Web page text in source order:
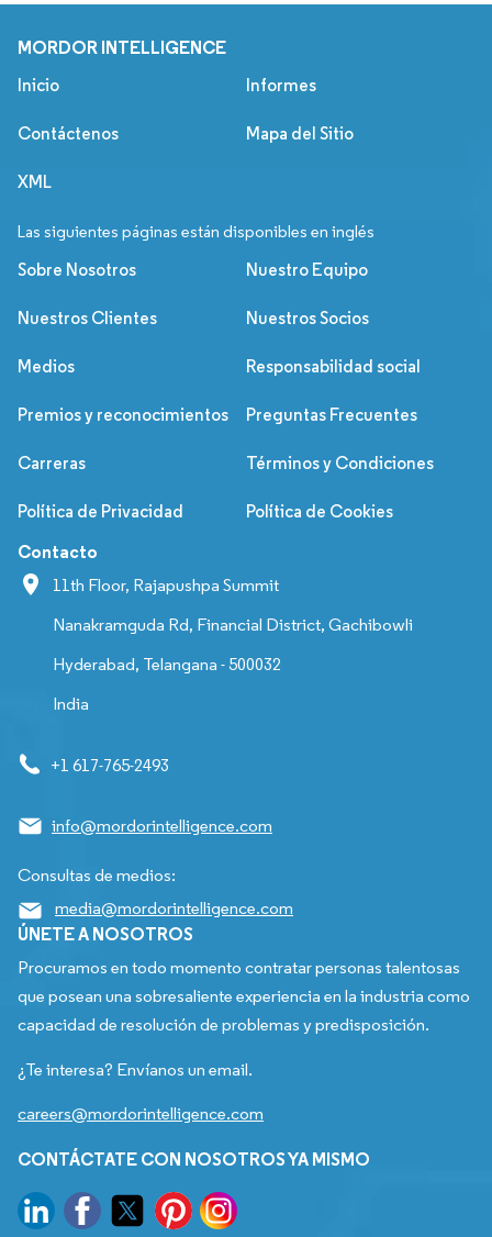
MORDOR INTELLIGENCE
Inicio Informes
Contáctenos Mapa del Sitio
XML
Las siguientes páginas están disponibles en inglés
Sobre Nosotros Nuestro Equipo
Nuestros Clientes Nuestros Socios
Medios Responsabilidad social
Premios y reconocimientos Preguntas Frecuentes
Carreras Términos y Condiciones
Política de Privacidad Política de Cookies
Contacto
11th Floor, Rajapushpa Summit
Nanakramguda Rd, Financial District, Gachibowli
Hyderabad, Telangana - 500032
India
+1 617-765-2493
info@mordorintelligence.com
Consultas de medios:
media@mordorintelligence.com
ÚNETE A NOSOTROS
Procuramos en todo momento contratar personas talentosas
que posean una sobresaliente experiencia en la industria como
capacidad de resolución de problemas y predisposición.
¿Te interesa? Envíanos un email.
careers@mordorintelligence.com
CONTÁCTATE CON NOSOTROS YA MISMO